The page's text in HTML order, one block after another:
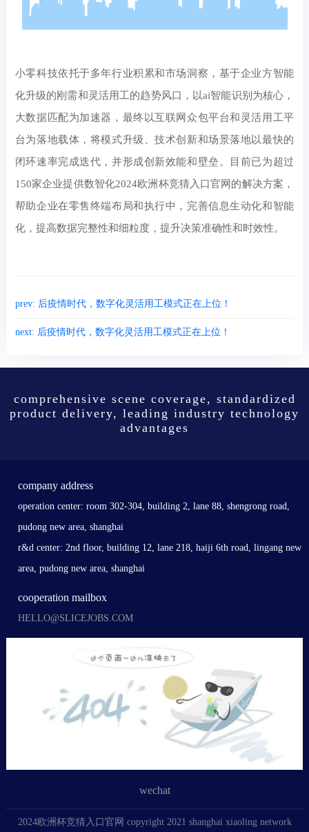
小零科技依托于多年行业积累和市场洞察，基于企业方智能
化升级的刚需和灵活用工的趋势风口，以ai智能识别为核心，
大数据匹配为加速器，最终以互联网众包平台和灵活用工平
台为落地载体，将模式升级、技术创新和场景落地以最快的
闭环速率完成迭代，并形成创新效能和壁垒。目前已为超过
150家企业提供数智化2024欧洲杯竞猜入口官网的解决方案，
帮助企业在零售终端布局和执行中，完善信息生动化和智能
化，提高数据完整性和细粒度，提升决策准确性和时效性。
prev: 后疫情时代，数字化灵活用工模式正在上位！
next: 后疫情时代，数字化灵活用工模式正在上位！
comprehensive scene coverage, standardized
product delivery, leading industry technology
advantages
company address
operation center: room 302-304, building 2, lane 88, shengrong road,
pudong new area, shanghai
r&d center: 2nd floor, building 12, lane 218, haiji 6th road, lingang new
area, pudong new area, shanghai
cooperation mailbox
HELLO@SLICEJOBS.COM
wechat
2024欧洲杯竞猜入口官网 copyright 2021 shanghai xiaoling network